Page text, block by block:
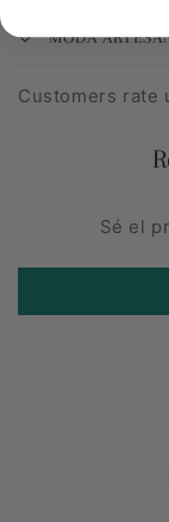
MODA
Customers rate
Sé el